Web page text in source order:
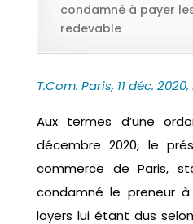
condamné à payer
redevable
T.Com. Paris, 11 déc.
Aux termes d’une
décembre 2020, le
commerce de Paris,
condamné le preneur
loyers lui étant dus